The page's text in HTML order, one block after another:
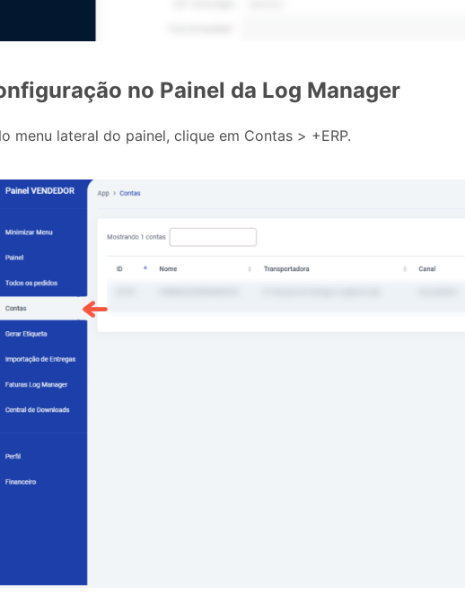
no Painel da Log Manager
menu lateral do painel, clique em Contas > +ERP.